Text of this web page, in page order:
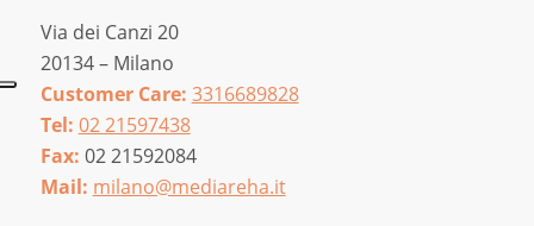
Via dei Canzi 20
20134 – Milano
Customer Care: 3316689828
Tel: 02 21597438
Fax: 02 21592084
Mail: milano@mediareha.it